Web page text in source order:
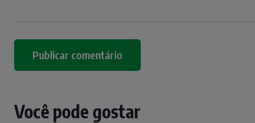
Você pode gostar